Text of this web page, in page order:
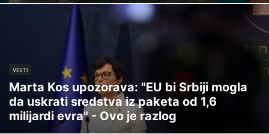
VESTI
Marta Kos upozorava: "EU bi Srbiji mogla
da uskrati sredstva iz paketa od 1,6
milijardi evra" - Ovo je razlog